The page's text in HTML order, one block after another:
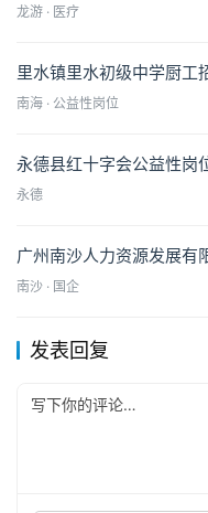
龙游 · 医疗
里水镇里水初级中学厨工
南海 · 公益性岗位
永德县红十字会公益性岗
永德
广州南沙人力资源发展有
南沙 · 国企
发表回复